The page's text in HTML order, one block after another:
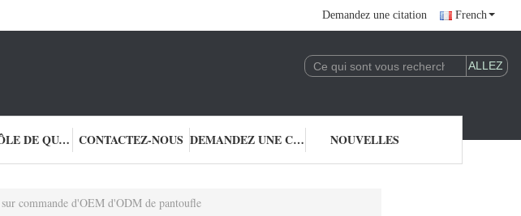
Demandez une citation French
CONTRÔLE DE QUALITÉ CONTACTEZ-NOUS DEMANDEZ UNE CITATION NOUVELLES
commande d'OEM d'ODM de pantoufle